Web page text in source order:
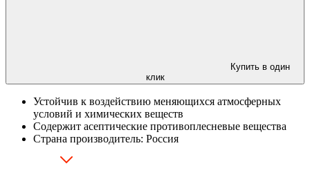
Купить в один
клик
Устойчив к воздействию меняющихся атмосферных
условий и химических веществ
Содержит асептические противоплесневые вещества
Страна производитель: Россия